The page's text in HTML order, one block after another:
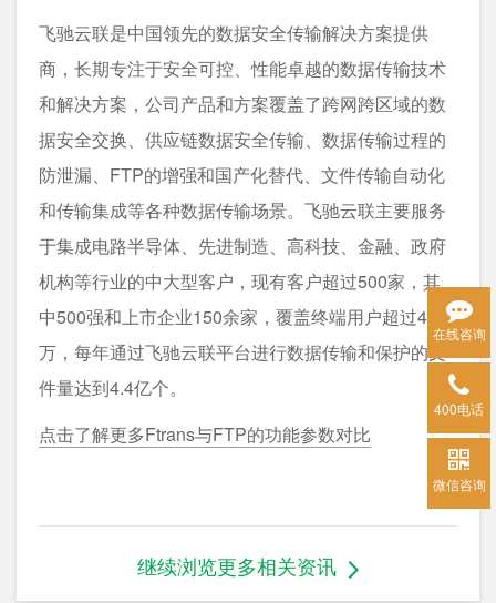
飞驰云联是中国领先的数据安全传输解决方案提供
商，长期专注于安全可控、性能卓越的数据传输技术
和解决方案，公司产品和方案覆盖了跨网跨区域的数
据安全交换、供应链数据安全传输、数据传输过程的
防泄漏、FTP的增强和国产化替代、文件传输自动化
和传输集成等各种数据传输场景。飞驰云联主要服务
于集成电路半导体、先进制造、高科技、金融、政府
机构等行业的中大型客户，现有客户超过500家，其
中500强和上市企业150余家，覆盖终端用户超过40
万，每年通过飞驰云联平台进行数据传输和保护的文
件量达到4.4亿个。
点击了解更多Ftrans与FTP的功能参数对比
继续浏览更多相关资讯
在线咨询
400电话
微信咨询